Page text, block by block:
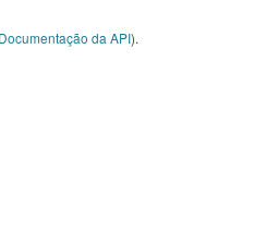
Documentação da API).